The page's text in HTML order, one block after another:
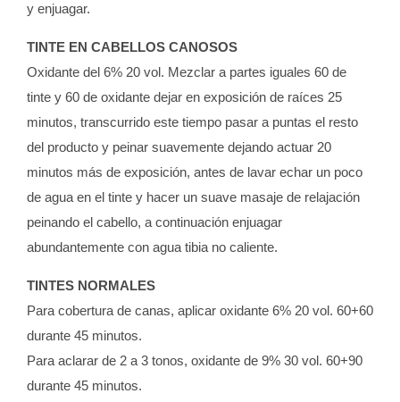
y enjuagar.
TINTE EN CABELLOS CANOSOS
Oxidante del 6% 20 vol. Mezclar a partes iguales 60 de
tinte y 60 de oxidante dejar en exposición de raíces 25
minutos, transcurrido este tiempo pasar a puntas el resto
del producto y peinar suavemente dejando actuar 20
minutos más de exposición, antes de lavar echar un poco
de agua en el tinte y hacer un suave masaje de relajación
peinando el cabello, a continuación enjuagar
abundantemente con agua tibia no caliente.
TINTES NORMALES
Para cobertura de canas, aplicar oxidante 6% 20 vol. 60+60
durante 45 minutos.
Para aclarar de 2 a 3 tonos, oxidante de 9% 30 vol. 60+90
durante 45 minutos.